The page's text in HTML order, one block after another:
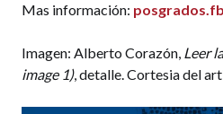
Mas información:
Imagen: Alberto Corazón, Leer
image 1), detalle. Cortesia del